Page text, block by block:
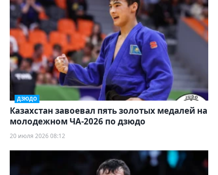
ДЗЮДО
Казахстан завоевал пять золотых медалей на
молодежном ЧА-2026 по дзюдо
20 июля 2026 08:12